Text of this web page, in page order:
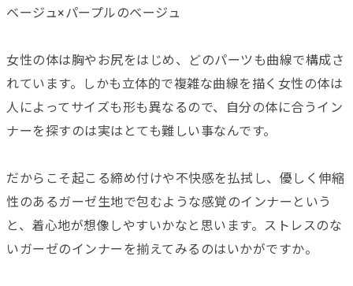
ベージュ×パープルのベージュ
女性の体は胸やお尻をはじめ、どのパーツも曲線で構成さ
れています。しかも立体的で複雑な曲線を描く女性の体は
人によってサイズも形も異なるので、自分の体に合うイン
ナーを探すのは実はとても難しい事なんです。
だからこそ起こる締め付けや不快感を払拭し、優しく伸縮
性のあるガーゼ生地で包むような感覚のインナーという
と、着心地が想像しやすいかなと思います。ストレスのな
いガーゼのインナーを揃えてみるのはいかがですか。